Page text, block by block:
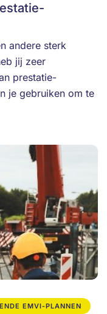
andere sterk
jij zeer
prestatie-
je gebruiken om te
EMVI-PLANNEN